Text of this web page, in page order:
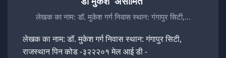
लेखक का नाम: डॉ. मुकेश गर्ग निवास स्थान: गंगापुर सिटी,…
लेखक का नाम: डॉ. मुकेश गर्ग निवास स्थान: गंगापुर सिटी,
राजस्थान पिन कोड -३२२२०१ मेल आई डी -